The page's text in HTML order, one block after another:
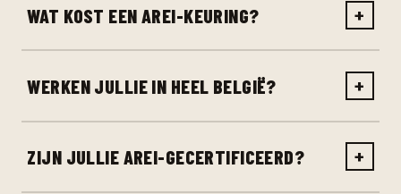
WAT KOST EEN AREI-KEURING? +
WERKEN JULLIE IN HEEL BELGIË? +
ZIJN JULLIE AREI-GECERTIFICEERD? +